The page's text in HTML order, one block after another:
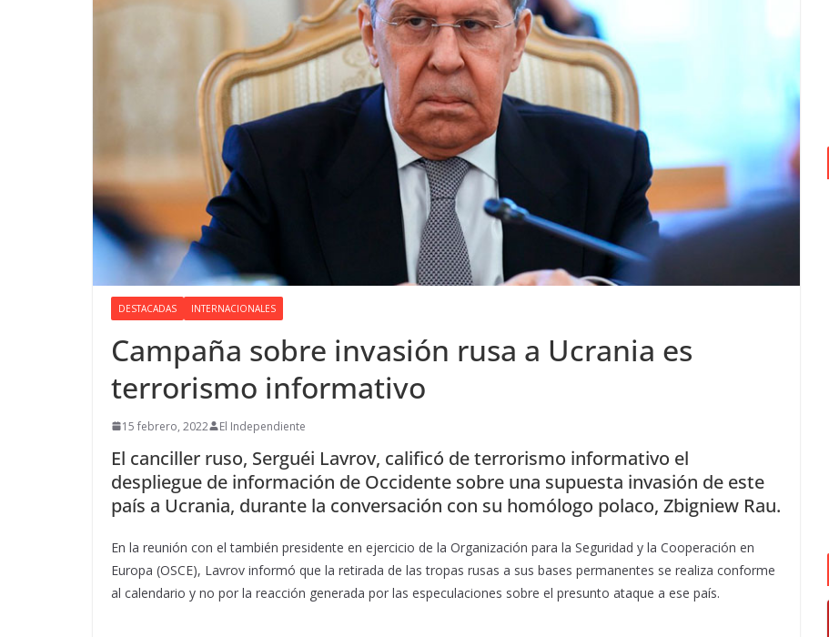
DESTACADAS INTERNACIONALES
Campaña sobre invasión rusa a Ucrania es
terrorismo informativo
15 febrero, 2022 El Independiente
El canciller ruso, Serguéi Lavrov, calificó de terrorismo informativo el
despliegue de información de Occidente sobre una supuesta invasión de este
país a Ucrania, durante la conversación con su homólogo polaco, Zbigniew Rau.
En la reunión con el también presidente en ejercicio de la Organización para la Seguridad y la Cooperación en
Europa (OSCE), Lavrov informó que la retirada de las tropas rusas a sus bases permanentes se realiza conforme
al calendario y no por la reacción generada por las especulaciones sobre el presunto ataque a ese país.